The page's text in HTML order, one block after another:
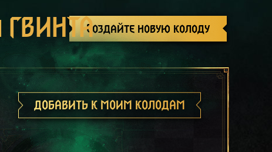
Создайте новую колоду
ГВИНТА
ДОБАВИТЬ К МОИМ КОЛОДАМ